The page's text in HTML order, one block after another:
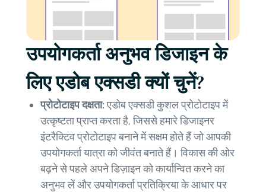
उपयोगकर्ता अनुभव डिजाइन के
लिए एडोब एक्सडी क्यों चुनें?
प्रोटोटाइप दक्षता:एडोब एक्सडी कुशल प्रोटोटाइप में
उत्कृष्टता प्राप्त करता है, जिससे हमारे डिजाइनर
इंटरैक्टिव प्रोटोटाइप बनाने में सक्षम होते हैं जो आपकी
उपयोगकर्ता यात्रा को जीवंत बनाते हैं। विकास की ओर
बढ़ने से पहले अपने डिज़ाइन को कार्यान्वित करने का
अनुभव लें और उपयोगकर्ता प्रतिक्रिया के आधार पर